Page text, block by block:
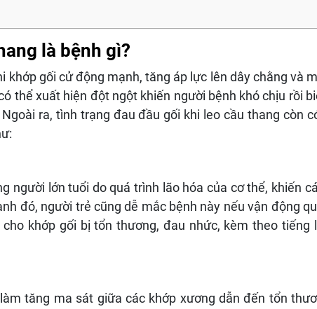
là bệnh gì?
khớp gối cử động mạnh, tăng áp lực lên dây chằng và
thể xuất hiện đột ngột khiến người bệnh khó chịu rồi
ra, tình trạng đau đầu gối khi leo cầu thang còn
người lớn tuổi do quá trình lão hóa của cơ thể, khiến
đó, người trẻ cũng dễ mắc bệnh này nếu vận động
khớp gối bị tổn thương, đau nhức, kèm theo tiếng
tăng ma sát giữa các khớp xương dẫn đến tổn